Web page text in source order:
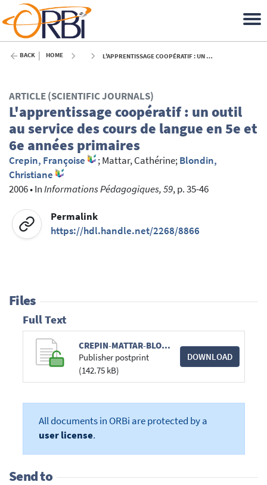
BACK HOME L'APPRENTISSAGE COOPÉRATIF : UN OUTIL AU SERVICE DES COURS DE LANGUE EN 5E ET 6E ANNÉES PRIMAIRES - 2006
ARTICLE (SCIENTIFIC JOURNALS)
L'apprentissage coopératif : un outil
au service des cours de langue en 5e et
6e années primaires
Crepin, Françoise ;Mattar, Cathérine;Blondin,
Christiane
2006•InInformations Pédagogiques, 59, p. 35-46
Permalink
https://hdl.handle.net/2268/8866
Files
Full Text
CREPIN-MATTAR-BLONDIN-BIP-59-2006.pdf
Publisher postprint
(142.75 kB)
DOWNLOAD
All documents in ORBi are protected by a
user license.
Send to